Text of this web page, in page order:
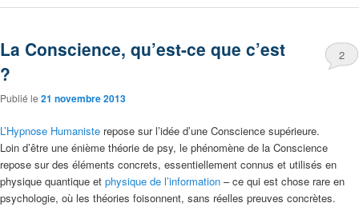
La Conscience, qu’est-ce que c’est
?
Publié le 21 novembre 2013
2
L’Hypnose Humaniste repose sur l’idée d’une Conscience supérieure.
Loin d’être une énième théorie de psy, le phénomène de la Conscience
repose sur des éléments concrets, essentiellement connus et utilisés en
physique quantique et physique de l’information – ce qui est chose rare en
psychologie, où les théories foisonnent, sans réelles preuves concrètes.